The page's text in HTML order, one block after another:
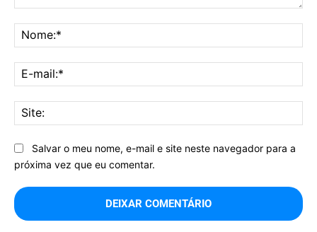
Salvar o meu nome, e-mail e site neste navegador para a
próxima vez que eu comentar.